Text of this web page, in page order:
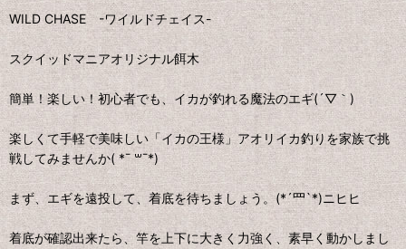
WILD CHASE -ワイルドチェイス-
スクイッドマニアオリジナル餌木
簡単！楽しい！初心者でも、イカが釣れる魔法のエギ(´▽｀)
楽しくて手軽で美味しい「イカの王様」アオリイカ釣りを家族で挑
戦してみませんか( *¯ ꒳¯*)
まず、エギを遠投して、着底を待ちましょう。(*´罒`*)ニヒヒ
着底が確認出来たら、竿を上下に大きく力強く、素早く動かしまし